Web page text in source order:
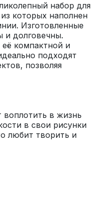
набор для
которых наполнен
Изготовленные
и долговечны.
её компактной и
подходят
позволяя
в жизнь
в свои рисунки
любит творить и